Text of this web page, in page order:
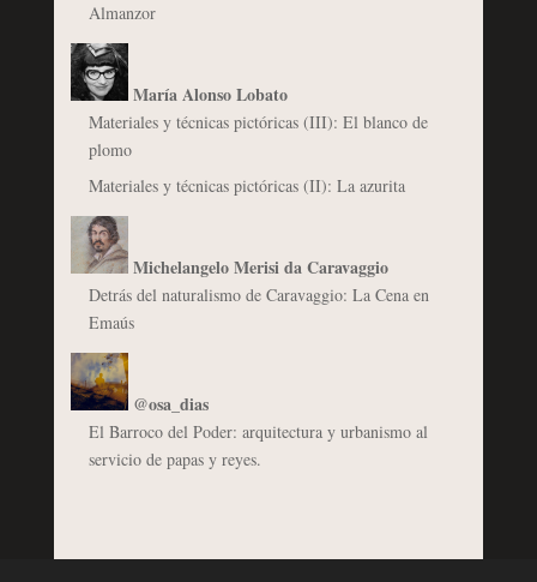
Almanzor
María Alonso Lobato
Materiales y técnicas pictóricas (III): El blanco de
plomo
Materiales y técnicas pictóricas (II): La azurita
Michelangelo Merisi da Caravaggio
Detrás del naturalismo de Caravaggio: La Cena en
Emaús
@osa_dias
El Barroco del Poder: arquitectura y urbanismo al
servicio de papas y reyes.